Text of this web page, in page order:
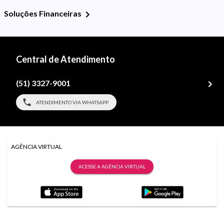
Soluções Financeiras
Central de Atendimento
(51) 3327-9001
ATENDIMENTO VIA WHATSAPP
AGÊNCIA VIRTUAL
ACESSE A AGÊNCIA VIRTUAL